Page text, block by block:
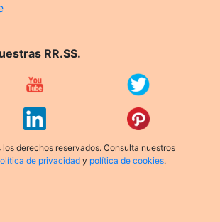
RR.SS.
derechos reservados. Consulta nuestros
de privacidad y política de cookies.